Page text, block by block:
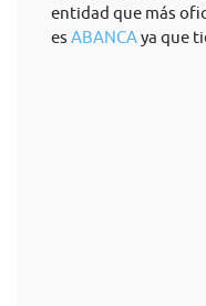
entidad que más
es ABANCAya que